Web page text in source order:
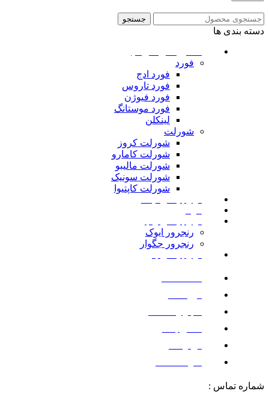
جستجو
دسته بندی ها
فورد
فورد ادج
فورد تاروس
فورد فیوژن
فورد موستانگ
لینکلن
شورلت
شورلت کروز
شورلت کامارو
شورلت مالیبو
شورلت سونیک
شورلت کاپتیوا
رنجرور ایوک
رنجرور جگوار
شماره تماس :